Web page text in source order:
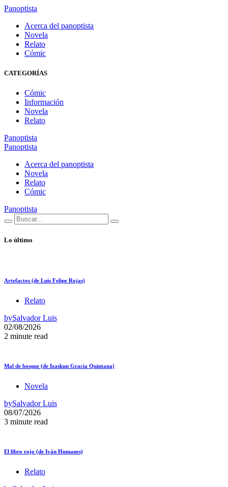
Panoptista
Acerca del panoptista
Novela
Relato
Cómic
CATEGORÍAS
Cómic
Información
Novela
Relato
Panoptista
Panoptista
Acerca del panoptista
Novela
Relato
Cómic
Panoptista
Lo último
Artefactos (de Luis Felipe Rojas)
Relato
bySalvador Luis
02/08/2026
2 minute read
Mal de bosque (de Izaskun Gracia Quintana)
Novela
bySalvador Luis
08/07/2026
3 minute read
El libro rojo (de Iván Humanes)
Relato